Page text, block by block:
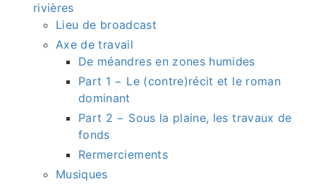
rivières
Lieu de broadcast
Axe de travail
De méandres en zones humides
Part 1 − Le (contre)récit et le roman
dominant
Part 2 − Sous la plaine, les travaux de
fonds
Rermerciements
Musiques